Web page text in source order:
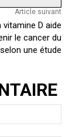
Article suivant
D aide
le cancer du
une étude
o